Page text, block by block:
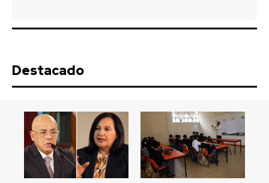
Destacado